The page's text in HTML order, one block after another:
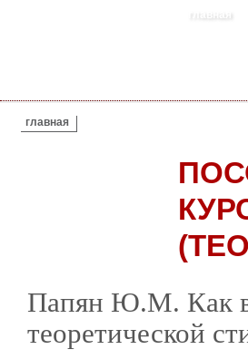
главная
ВЫ ЗДЕСЬ
главная
Папян Ю.М. Как
теоретической